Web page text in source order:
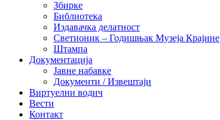
Збирке
Библиотека
Издавачка делатност
Светионик – Годишњак Музеја Крајине
Штампа
Документација
Јавне набавке
Документи / Извештаји
Виртуелни водич
Вести
Контакт